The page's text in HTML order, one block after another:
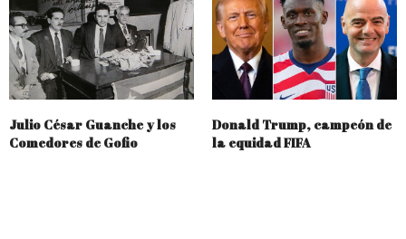
Julio César Guanche y los
Comedores de Gofio
Donald Trump, campeón de
la equidad FIFA